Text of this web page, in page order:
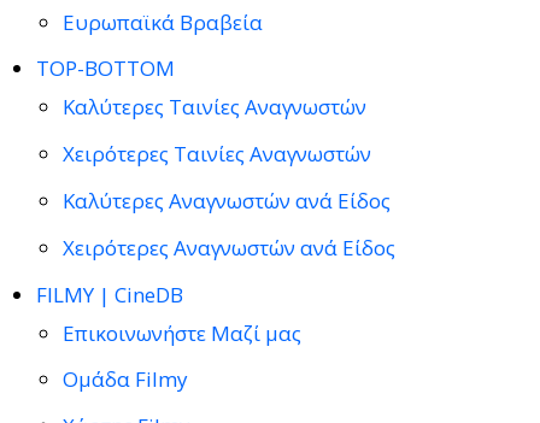
Ευρωπαϊκά Βραβεία
TOP-BOTTOM
Καλύτερες Ταινίες Αναγνωστών
Χειρότερες Ταινίες Αναγνωστών
Καλύτερες Αναγνωστών ανά Είδος
Χειρότερες Αναγνωστών ανά Είδος
FILMY | CineDB
Επικοινωνήστε Μαζί μας
Ομάδα Filmy